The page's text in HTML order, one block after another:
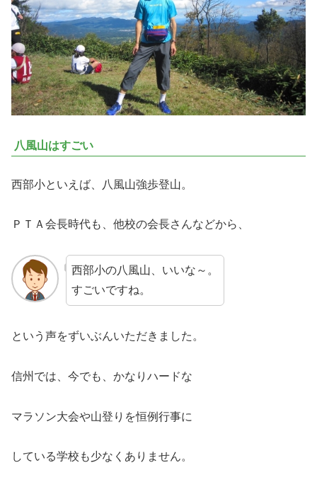
八風山はすごい
西部小といえば、八風山強歩登山。
ＰＴＡ会長時代も、他校の会長さんなどから、
西部小の八風山、いいな～。
すごいですね。
という声をずいぶんいただきました。
信州では、今でも、かなりハードな
マラソン大会や山登りを恒例行事に
している学校も少なくありません。